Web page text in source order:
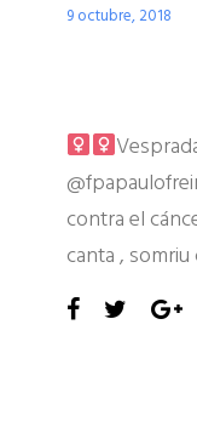
9 octubre, 2018
contra el
canta ,
Facebook
Twitter